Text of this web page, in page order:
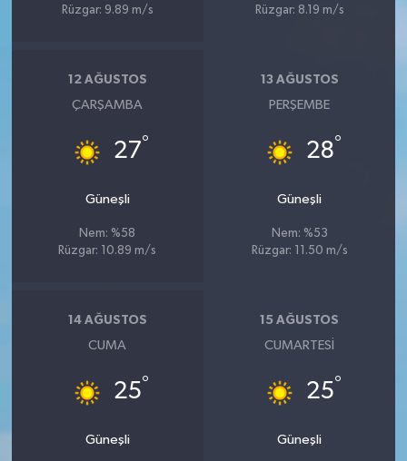
Rüzgar: 9.89 m/s
Rüzgar: 8.19 m/s
12 AĞUSTOS
ÇARŞAMBA
27°
Güneşli
Nem: %58
Rüzgar: 10.89 m/s
13 AĞUSTOS
PERŞEMBE
28°
Güneşli
Nem: %53
Rüzgar: 11.50 m/s
14 AĞUSTOS
CUMA
25°
Güneşli
15 AĞUSTOS
CUMARTESI
25°
Güneşli